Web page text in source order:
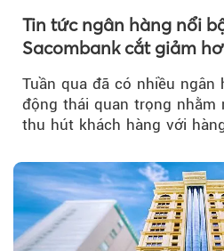
Tin tức ngân hàng nổi
Sacombank cắt giảm
Tuần qua đã có nhiều ngân
động thái quan trọng nhằm
thu hút khách hàng với